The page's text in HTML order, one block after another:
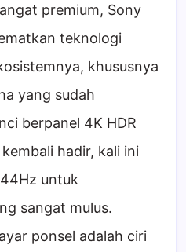
premium, Sony
teknologi
khususnya
yang sudah
berpanel 4K HDR
hadir, kali ini
untuk
sangat mulus.
ponsel adalah ciri